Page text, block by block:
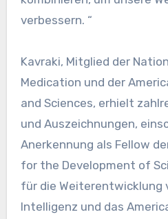
verbessern. “
Kavraki, Mitglied der
Medication und der
and Sciences, erhielt
und Auszeichnungen,
Anerkennung als Fellow
for the Development of
für die Weiterentwicklung
Intelligenz und das